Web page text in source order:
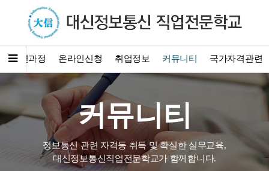
훈련과정 온라인신청 취업정보 커뮤니티 국가자격관련
커뮤니티
정보통신 관련 자격등 취득 및 확실한 실무교육,
대신정보통신직업전문학교가 함께합니다.